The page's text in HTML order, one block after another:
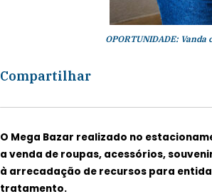
OPORTUNIDADE:
Compartilhar
O Mega Bazar realizado no
a venda de roupas, acessórios,
à arrecadação de recursos para
tratamento.